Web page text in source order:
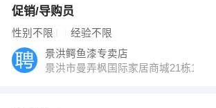
促销/导购员
性别不限 经验不限
景洪鳄鱼漆专卖店
景洪市曼弄枫国际家居商城21栋13一